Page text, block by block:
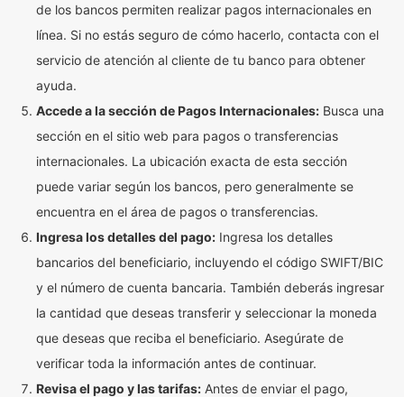
de los bancos permiten realizar pagos internacionales en
línea. Si no estás seguro de cómo hacerlo, contacta con el
servicio de atención al cliente de tu banco para obtener
ayuda.
Accede a la sección de Pagos Internacionales: Busca una
sección en el sitio web para pagos o transferencias
internacionales. La ubicación exacta de esta sección
puede variar según los bancos, pero generalmente se
encuentra en el área de pagos o transferencias.
Ingresa los detalles del pago: Ingresa los detalles
bancarios del beneficiario, incluyendo el código SWIFT/BIC
y el número de cuenta bancaria. También deberás ingresar
la cantidad que deseas transferir y seleccionar la moneda
que deseas que reciba el beneficiario. Asegúrate de
verificar toda la información antes de continuar.
Revisa el pago y las tarifas: Antes de enviar el pago,